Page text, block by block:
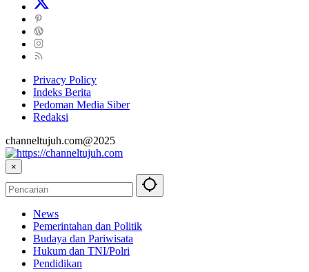
Privacy Policy
Indeks Berita
Pedoman Media Siber
Redaksi
channeltujuh.com@2025
×
News
Pemerintahan dan Politik
Budaya dan Pariwisata
Hukum dan TNI/Polri
Pendidikan